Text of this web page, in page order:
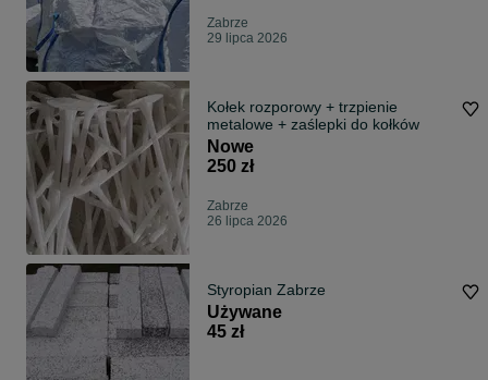
Zabrze
29 lipca 2026
Kołek rozporowy + trzpienie
metalowe + zaślepki do kołków
Nowe
250 zł
Zabrze
26 lipca 2026
Styropian Zabrze
Używane
45 zł